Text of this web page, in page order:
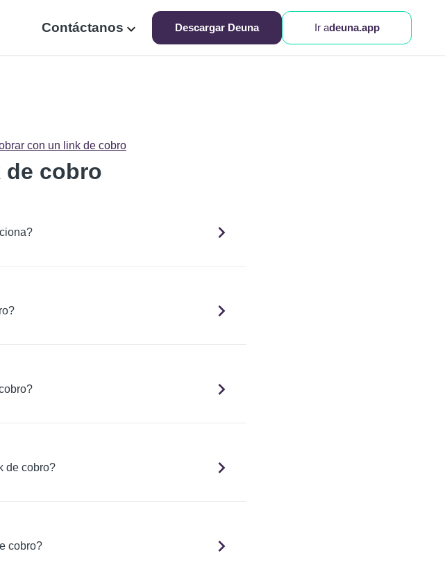
Contáctanos Descargar Deuna Ir adeuna.app
con un link de cobro
de cobro
de cobro?
cobro?